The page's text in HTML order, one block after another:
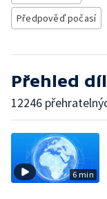
Předpověď počasí
Přehled
12246
6 min